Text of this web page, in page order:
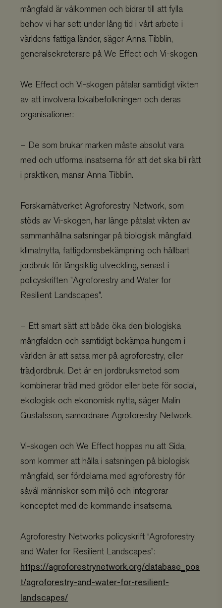
mångfald är välkommen och bidrar till att fylla
behov vi har sett under lång tid i vårt arbete i
världens fattiga länder, säger Anna Tibblin,
generalsekreterare på We Effect och Vi-skogen.
We Effect och Vi-skogen påtalar samtidigt vikten
av att involvera lokalbefolkningen och deras
organisationer:
– De som brukar marken måste absolut vara
med och utforma insatserna för att det ska bli rätt
i praktiken, manar Anna Tibblin.
Forskarnätverket Agroforestry Network, som
stöds av Vi-skogen, har länge påtalat vikten av
sammanhållna satsningar på biologisk mångfald,
klimatnytta, fattigdomsbekämpning och hållbart
jordbruk för långsiktig utveckling, senast i
policyskriften ”Agroforestry and Water for
Resilient Landscapes”.
– Ett smart sätt att både öka den biologiska
mångfalden och samtidigt bekämpa hungern i
världen är att satsa mer på agroforestry, eller
trädjordbruk. Det är en jordbruksmetod som
kombinerar träd med grödor eller bete för social,
ekologisk och ekonomisk nytta, säger Malin
Gustafsson, samordnare Agroforestry Network.
Vi-skogen och We Effect hoppas nu att Sida,
som kommer att hålla i satsningen på biologisk
mångfald, ser fördelarna med agroforestry för
såväl människor som miljö och integrerar
konceptet med de kommande insatserna.
Agroforestry Networks policyskrift “Agroforestry
and Water for Resilient Landscapes”:
https://agroforestrynetwork.org/database_pos
t/agroforestry-and-water-for-resilient-
landscapes/